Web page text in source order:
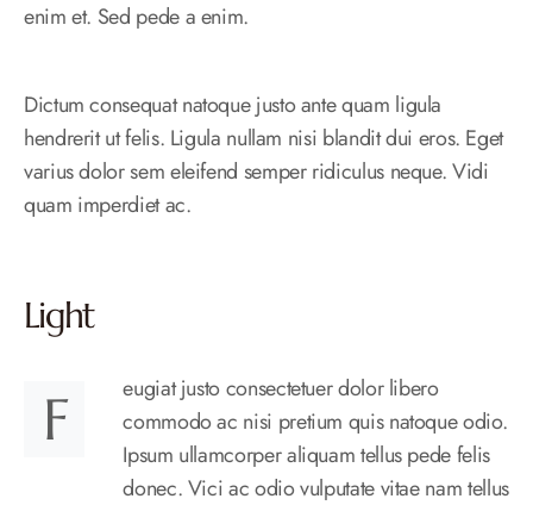
enim et. Sed pede a enim.
Dictum consequat natoque justo ante quam ligula
hendrerit ut felis. Ligula nullam nisi blandit dui eros. Eget
varius dolor sem eleifend semper ridiculus neque. Vidi
quam imperdiet ac.
Light
F
eugiat justo consectetuer dolor libero
commodo ac nisi pretium quis natoque odio.
Ipsum ullamcorper aliquam tellus pede felis
donec. Vici ac odio vulputate vitae nam tellus